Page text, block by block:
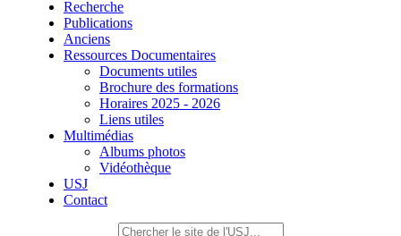
Recherche
Publications
Anciens
Ressources Documentaires
Documents utiles
Brochure des formations
Horaires 2025 - 2026
Liens utiles
Multimédias
Albums photos
Vidéothèque
USJ
Contact